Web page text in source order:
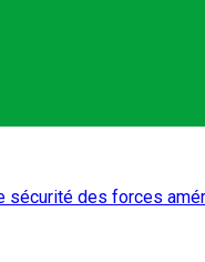
sécurité des forces